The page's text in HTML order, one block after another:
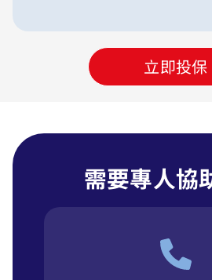
立即投保
需要專人協